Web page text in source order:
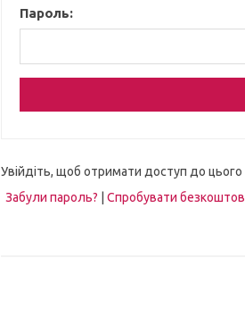
Пароль:
Увійдіть, щоб отримати доступ до цього
Забули пароль?
Спробувати